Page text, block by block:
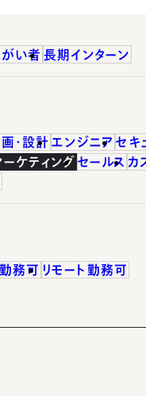
がい者 長期インターン
・設計 エンジニア セキ
ーケティング セールス カ
務可 リモート勤務可